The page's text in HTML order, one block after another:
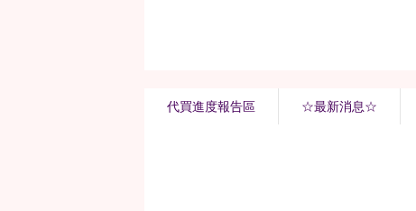
代買進度報告區 ☆最新消息☆